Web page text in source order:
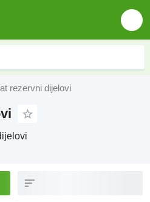
rezervni dijelovi